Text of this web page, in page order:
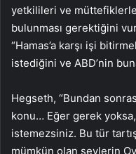
yetkilileri ve
bulunması gerektiğini
“Hamas’a karşı işi
istediğini ve ABD’nin
Hegseth, “Bundan
konu… Eğer gerek
istemezsiniz. Bu tür
mümkün olan şeylerin